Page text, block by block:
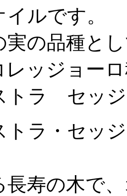
ルです。
実の品種と
レッジョー
トラ セッ
トラ・セッ
長寿の木で